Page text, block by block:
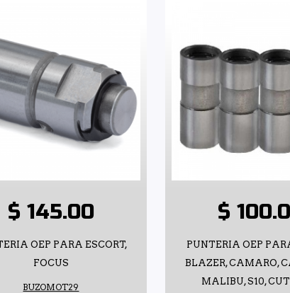
$ 145.00
OEP PARA ESCORT,
FOCUS
BUZOMOT29
$
PUNTERIA OEP
BLAZER, CAMARO,
MALIBU, S10,